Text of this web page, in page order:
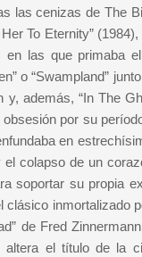
las cenizas de The
To Eternity”
las que primaba
o “Swampland”
y, además, “In The
por su
en
colapso de un
soportar su propia
inmortalizado
de Fred
el título de la